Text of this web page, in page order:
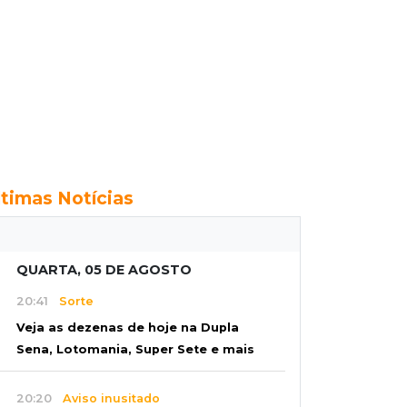
Notícias
QUARTA, 05 DE AGOSTO
20:41 Sorte
Veja as dezenas de hoje na Dupla
Sena, Lotomania, Super Sete e mais
20:20 Aviso inusitado